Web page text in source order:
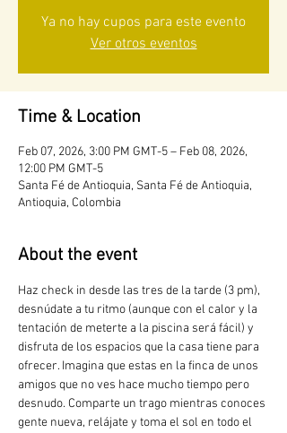
Ya no hay cupos para este evento
Ver otros eventos
Time & Location
Feb 07, 2026, 3:00 PM GMT-5 – Feb 08, 2026,
12:00 PM GMT-5
Santa Fé de Antioquia, Santa Fé de Antioquia,
Antioquia, Colombia
About the event
Haz check in desde las tres de la tarde (3 pm),
desnúdate a tu ritmo (aunque con el calor y la
tentación de meterte a la piscina será fácil) y
disfruta de los espacios que la casa tiene para
ofrecer. Imagina que estas en la finca de unos
amigos que no ves hace mucho tiempo pero
desnudo. Comparte un trago mientras conoces
gente nueva, relájate y toma el sol en todo el